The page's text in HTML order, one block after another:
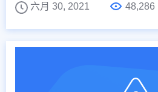
六月 30, 2021
48,286